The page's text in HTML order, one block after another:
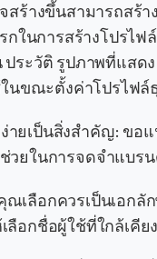
สร้างขึ้นสามารถส
นการสร้างโปรไฟ
ระวัติ รูปภาพที่แสด
นขณะตั้งค่าโปรไฟล์
ายเป็นสิ่งสำคัญ: ข
วยในการจดจำแบร
เลือกควรเป็นเอก
ลือกชื่อผู้ใช้ที่ใกล้เ